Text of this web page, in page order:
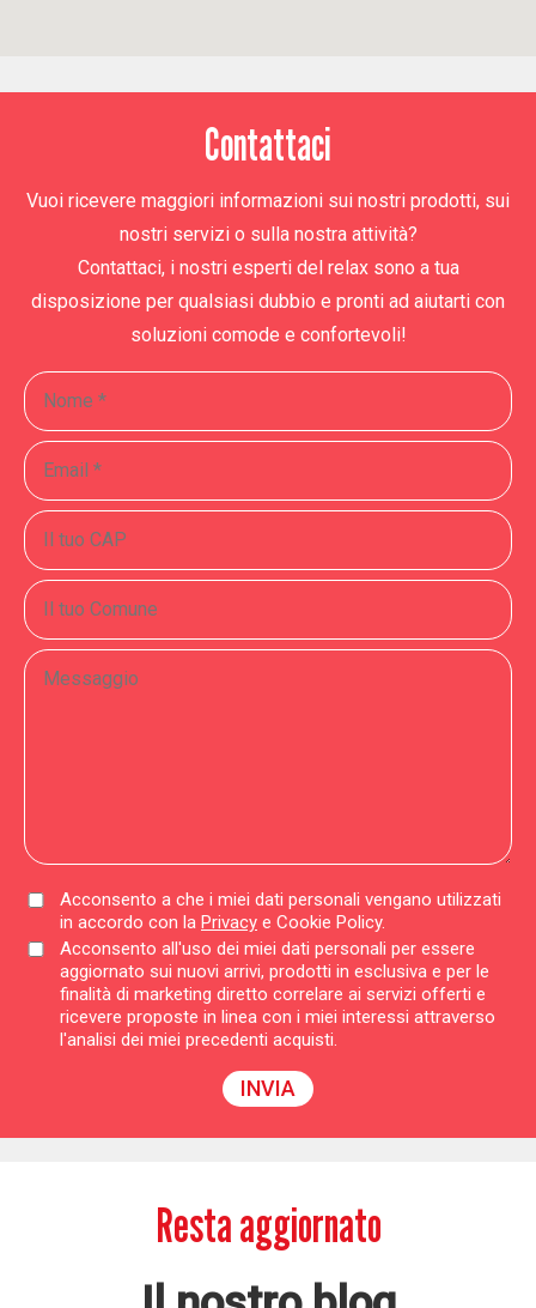
Contattaci
Vuoi ricevere maggiori informazioni sui nostri prodotti, sui
nostri servizi o sulla nostra attività?
Contattaci, i nostri esperti del relax sono a tua
disposizione per qualsiasi dubbio e pronti ad aiutarti con
soluzioni comode e confortevoli!
Acconsento a che i miei dati personali vengano utilizzati
in accordo con la Privacy e Cookie Policy.
Acconsento all'uso dei miei dati personali per essere
aggiornato sui nuovi arrivi, prodotti in esclusiva e per le
finalità di marketing diretto correlare ai servizi offerti e
ricevere proposte in linea con i miei interessi attraverso
l'analisi dei miei precedenti acquisti.
Resta aggiornato